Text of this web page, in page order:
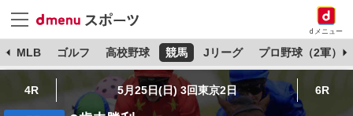
dメニュー
MLB ゴルフ 高校野球 競馬 Jリーグ プロ野球（2軍）
4R 5月25日(日) 3回東京2日 6R